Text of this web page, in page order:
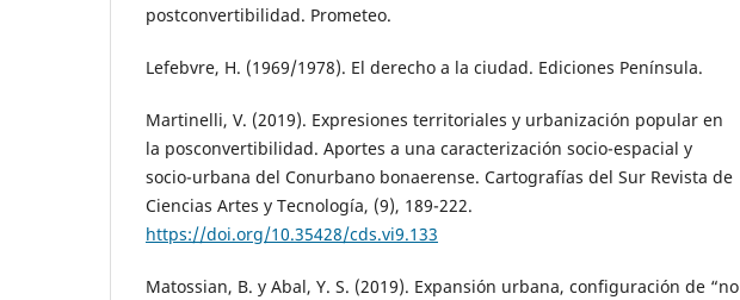
postconvertibilidad. Prometeo.
Lefebvre, H. (1969/1978). El derecho a la ciudad. Ediciones Península.
Martinelli, V. (2019). Expresiones territoriales y urbanización popular en
la posconvertibilidad. Aportes a una caracterización socio-espacial y
socio-urbana del Conurbano bonaerense. Cartografías del Sur Revista de
Ciencias Artes y Tecnología, (9), 189-222.
https://doi.org/10.35428/cds.vi9.133
Matossian, B. y Abal, Y. S. (2019). Expansión urbana, configuración de “no